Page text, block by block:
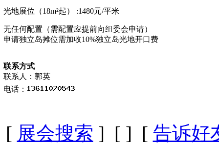
光地展位（18m²起） :1480元/平米
无任何配置（需配置应提前向组委会申请）
申请独立岛摊位需加收10%独立岛光地开口费
联系方式
联系人：郭英
电话：
[ 展会搜索 ] [ ] [ 告诉好